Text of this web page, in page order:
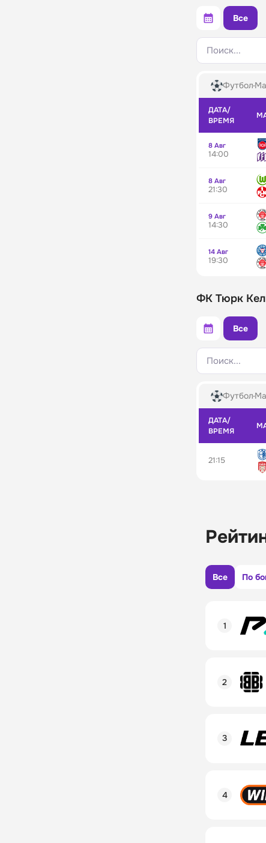
Все
Поиск...
Футбол
ДАТА/
ВРЕМЯ
8 Авг
14:00
8 Авг
21:30
9 Авг
14:30
14 Авг
19:30
ФК Тюрк
Все
Поиск...
Футбол
ДАТА/
ВРЕМЯ
21:15
Все По
Бонусы и
Бонусы и
Бонусы и